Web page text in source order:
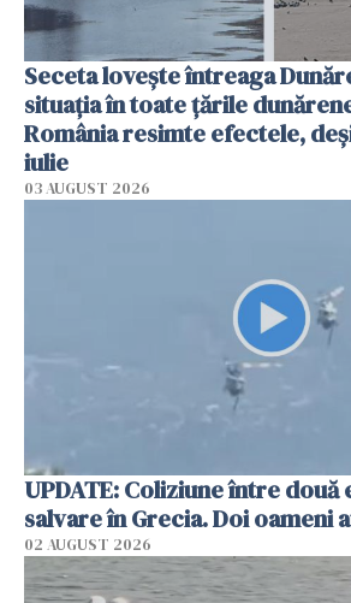
Seceta lovește întreaga
situația în toate țările
România resimte efectele,
iulie
03 AUGUST 2026
UPDATE: Coliziune între
salvare în Grecia. Doi oameni
02 AUGUST 2026